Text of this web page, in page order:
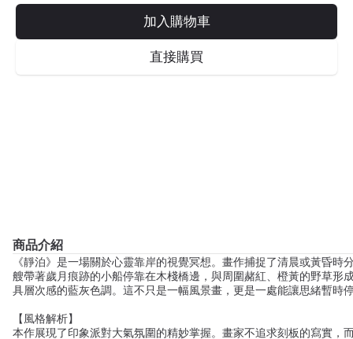
加入購物車
直接購買
商品介紹
《靜泊》是一場關於心靈靠岸的視覺冥想。畫作捕捉了清晨或黃昏時
艘帶著歲月痕跡的小船停靠在木棧橋邊，與周圍赭紅、橙黃的野草形
具層次感的藍灰色調。這不只是一幅風景畫，更是一處能讓思緒暫時
【風格解析】
本作展現了印象派對大氣氛圍的精妙掌握。畫家不追求刻板的寫實，